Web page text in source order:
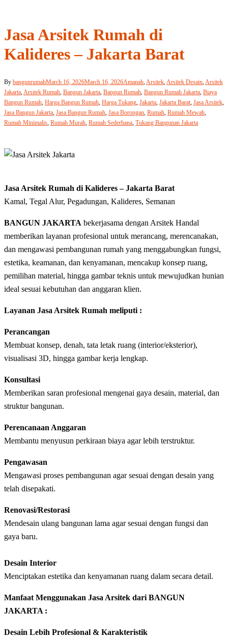
Jasa Arsitek Rumah di
Kalideres – Jakarta Barat
By bangunrumahMarch 16, 2026March 16, 2026Amanah,Arsitek,Arsitek Desain,Arsitek
Jakarta,Arsitek Rumah, Bangun Jakarta, Bangun Rumah, Bangun Rumah Jakarta, Biaya
Bangun Rumah, Harga Bangun Rumah, Harga Tukang, Jakarta, Jakarta Barat, Jasa Arsitek,
Jasa Bangun Jakarta, Jasa Bangun Rumah, Jasa Borongan, Rumah, Rumah Mewah,
Rumah Minimalis, Rumah Murah, Rumah Sederhana, Tukang Bangunan Jakarta
Jasa Arsitek Rumah di Kalideres – Jakarta Barat
Kamal, Tegal Alur, Pegadungan, Kalideres, Semanan
BANGUN JAKARTA bekerjasama dengan Arsitek Handal
memberikan layanan profesional untuk merancang, merencanakan,
dan mengawasi pembangunan rumah yang menggabungkan fungsi,
estetika, keamanan, dan kenyamanan, mencakup konsep ruang,
pemilihan material, hingga gambar teknis untuk mewujudkan hunian
ideal sesuai kebutuhan dan anggaran klien.
Layanan Jasa Arsitek Rumah meliputi :
Perancangan
Membuat konsep, denah, tata letak ruang (interior/eksterior),
visualisasi 3D, hingga gambar kerja lengkap.
Konsultasi
Memberikan saran profesional mengenai gaya desain, material, dan
struktur bangunan.
Perencanaan Anggaran
Membantu menyusun perkiraan biaya agar lebih terstruktur.
Pengawasan
Mengawasi proses pembangunan agar sesuai dengan desain yang
telah disepakati.
Renovasi/Restorasi
Mendesain ulang bangunan lama agar sesuai dengan fungsi dan
gaya baru.
Desain Interior
Menciptakan estetika dan kenyamanan ruang dalam secara detail.
Manfaat Menggunakan Jasa Arsitek dari BANGUN
JAKARTA :
Desain Lebih Profesional & Karakteristik